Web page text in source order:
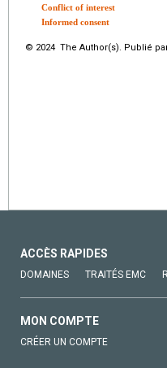
Conflict of interest
Informed consent
© 2024 The Author(s). Publié
ACCÈS RAPIDES
DOMAINES TRAITÉS EMC
MON COMPTE
CRÉER UN COMPTE